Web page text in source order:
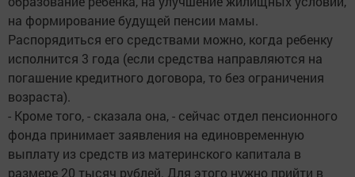
на формирование будущей пенсии мамы.
Распорядиться его средствами можно, когда ребенку
исполнится 3 года (если средства направляются на
погашение кредитного договора, то без ограничения
возраста).
- Кроме того, - сказала она, - сейчас отдел пенсионного
фонда принимает заявления на единовременную
выплату из средств из материнского капитала в
размере 20 тысяч рублей. Для этого нужно прийти в